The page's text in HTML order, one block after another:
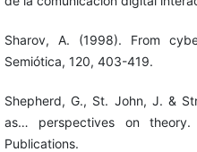
Sharov, A. (1998). From
Semiótica, 120, 403-419.
Shepherd, G., St. John, J. &
as… perspectives on theory.
Publications.